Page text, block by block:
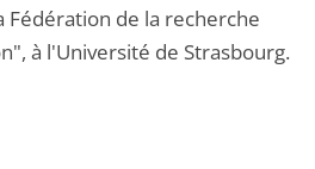
Fédération de la recherche
à l'Université de Strasbourg.